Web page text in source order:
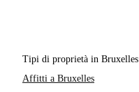
Tipi di proprietà in Bruxelles
Affitti a Bruxelles